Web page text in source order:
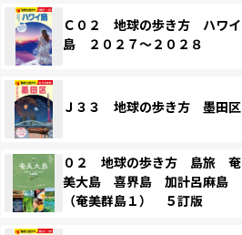
Ｃ０２ 地球の歩き方 ハワイ
島 ２０２７～２０２８
Ｊ３３ 地球の歩き方 墨田区
０２ 地球の歩き方 島旅 奄
美大島 喜界島 加計呂麻島
（奄美群島１） ５訂版